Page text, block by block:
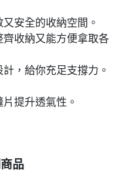
安全的收納空間。
齊收納又能方便拿取各
，給你充足支撐力。
提升透氣性。
品